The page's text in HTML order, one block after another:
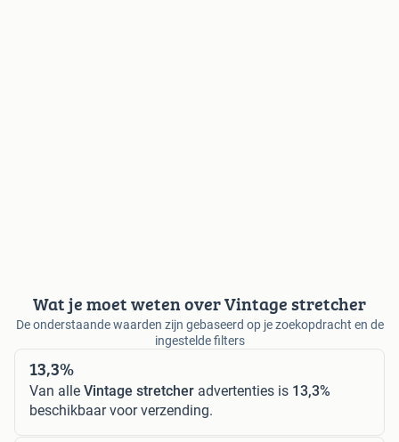
Wat je moet weten over Vintage stretcher
De onderstaande waarden zijn gebaseerd op je zoekopdracht en de
ingestelde filters
13,3%
Van alle Vintage stretcher advertenties is 13,3%
beschikbaar voor verzending.